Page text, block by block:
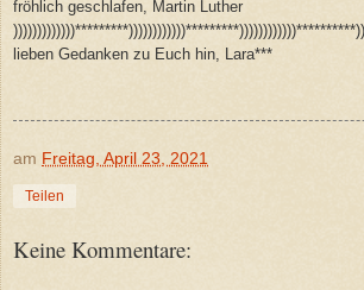
fröhlich geschlafen, Martin Luther
lieben Gedanken zu Euch hin, Lara***
am Freitag, April 23, 2021
Teilen
Keine Kommentare: